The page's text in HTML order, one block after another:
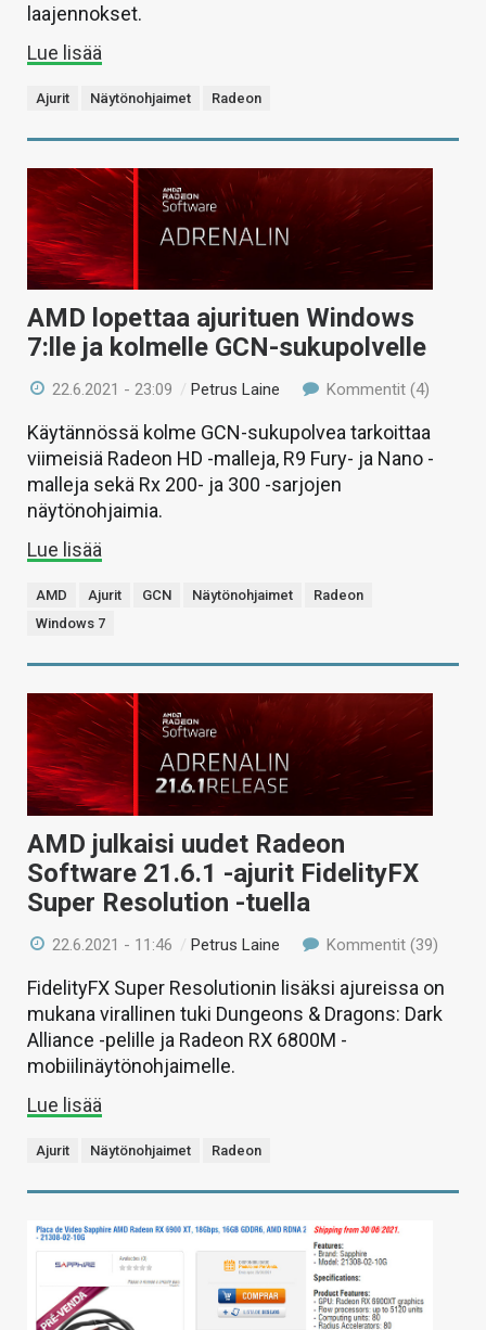
laajennokset.
Lue lisää
Ajurit Näytönohjaimet Radeon
AMD lopettaa ajurituen Windows
7:lle ja kolmelle GCN-sukupolvelle
22.6.2021 - 23:09 / Petrus Laine Kommentit (4)
Käytännössä kolme GCN-sukupolvea tarkoittaa
viimeisiä Radeon HD -malleja, R9 Fury- ja Nano -
malleja sekä Rx 200- ja 300 -sarjojen
näytönohjaimia.
Lue lisää
AMD Ajurit GCN Näytönohjaimet
Radeon
Windows 7
AMD julkaisi uudet Radeon
Software 21.6.1 -ajurit FidelityFX
Super Resolution -tuella
22.6.2021 - 11:46 /Petrus Laine Kommentit (39)
FidelityFX Super Resolutionin lisäksi ajureissa on
mukana virallinen tuki Dungeons & Dragons: Dark
Alliance -pelille ja Radeon RX 6800M -
mobiilinäytönohjaimelle.
Lue lisää
Ajurit Näytönohjaimet Radeon